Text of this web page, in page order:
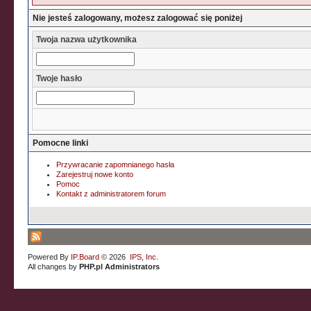
Nie jesteś zalogowany, możesz zalogować się poniżej
Twoja nazwa użytkownika
Twoje hasło
Pomocne linki
Przywracanie zapomnianego hasła
Zarejestruj nowe konto
Pomoc
Kontakt z administratorem forum
Powered By IP.Board © 2026 IPS, Inc
All changes byPHP.pl Administrators